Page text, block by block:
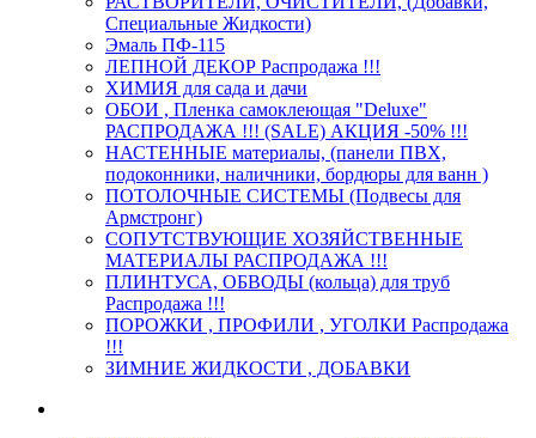
Специальные Жидкости)
Эмаль ПФ-115
ЛЕПНОЙ ДЕКОР Распродажа !!!
ХИМИЯ для сада и дачи
ОБОИ , Пленка самоклеющая "Deluxe"
РАСПРОДАЖА !!! (SALE) АКЦИЯ -50% !!!
НАСТЕННЫЕ материалы, (панели ПВХ,
подоконники, наличники, бордюры для ванн )
ПОТОЛОЧНЫЕ СИСТЕМЫ (Подвесы для
Армстронг)
СОПУТСТВУЮЩИЕ ХОЗЯЙСТВЕННЫЕ
МАТЕРИАЛЫ РАСПРОДАЖА !!!
ПЛИНТУСА, ОБВОДЫ (кольца) для труб
Распродажа !!!
ПОРОЖКИ , ПРОФИЛИ , УГОЛКИ Распродажа
!!!
ЗИМНИЕ ЖИДКОСТИ , ДОБАВКИ